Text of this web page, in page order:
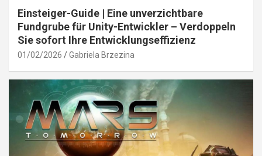
Einsteiger-Guide | Eine unverzichtbare
Fundgrube für Unity-Entwickler – Verdoppeln
Sie sofort Ihre Entwicklungseffizienz
01/02/2026 Gabriela Brzezina